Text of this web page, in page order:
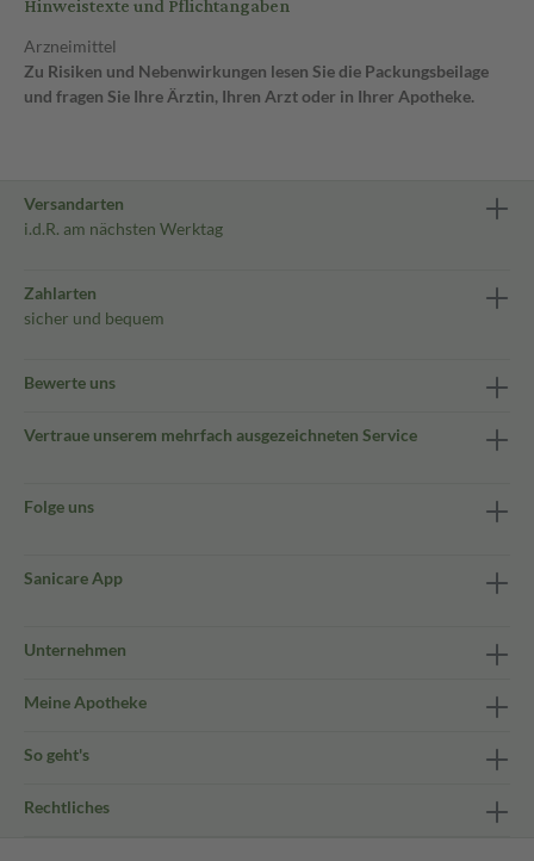
Arzneimittel
Zu Risiken und Nebenwirkungen lesen Sie die Packungsbeilage
und fragen Sie Ihre Ärztin, Ihren Arzt oder in Ihrer Apotheke.
Versandarten
i.d.R. am nächsten Werktag
Zahlarten
sicher und bequem
Bewerte uns
Vertraue unserem mehrfach ausgezeichneten Service
Folge uns
Sanicare App
Unternehmen
Meine Apotheke
So geht's
Rechtliches